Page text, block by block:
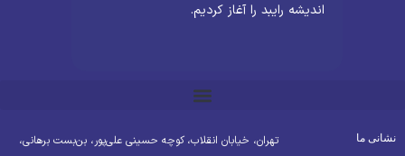
اندیشه رایبد را آغاز کردیم.
ما تهران، خیابان انقلاب، کوچه حسینی علی‌پور، بن‌بست برهانی،